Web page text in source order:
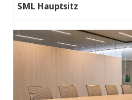
SML Hauptsitz